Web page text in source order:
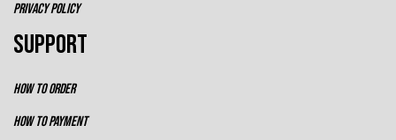
PRIVACY POLICY
SUPPORT
HOW TO ORDER
HOW TO PAYMENT